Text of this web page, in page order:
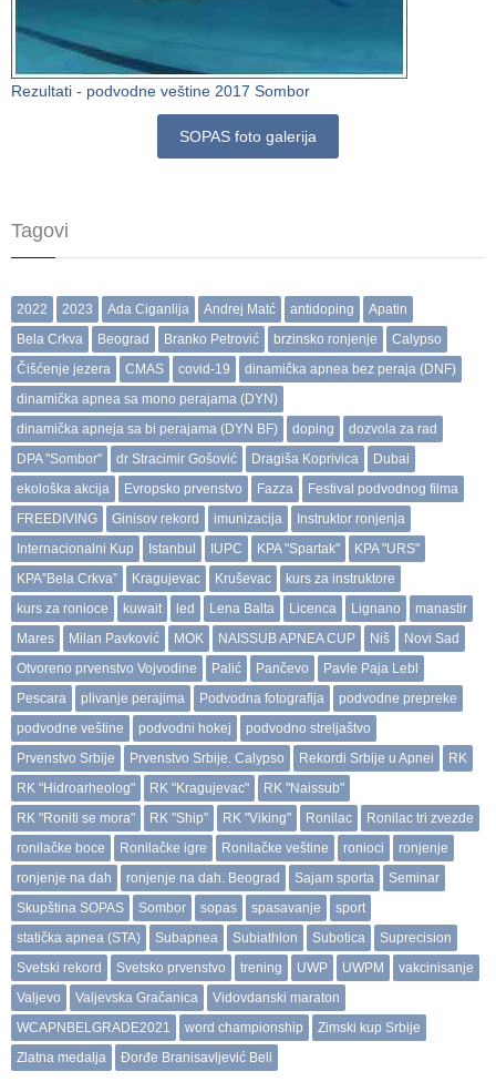
Rezultati - podvodne veštine 2017 Sombor
SOPAS foto galerija
Tagovi
2022 2023 Ada Ciganlija Andrej Matć antidoping
Apatin
Bela Crkva
Beograd Branko Petrović brzinsko ronjenje
Calypso
Čišćenje jezera
CMAS covid-19
dinamička apnea bez peraja (DNF)
dinamička apnea sa mono perajama (DYN)
dinamička apneja sa bi perajama (DYN BF)
doping
dozvola za rad
DPA "Sombor"
dr Stracimir Gošović Dragiša Koprivica
Dubai
ekološka akcija
Evropsko prvenstvo Fazza
Festival podvodnog filma
FREEDIVING
Ginisov rekord imunizacija
Instruktor ronjenja
Internacionalni Kup
Istanbul IUPC KPA "Spartak"
KPA "URS"
KPA”Bela Crkva”
Kragujevac Kruševac
kurs za instruktore
kurs za ronioce
kuwait led Lena Balta Licenca Lignano
manastir
Mares
Milan Pavković MOK NAISSUB APNEA CUP Niš
Novi Sad
Otvoreno prvenstvo Vojvodine
Palić Pančevo
Pavle Paja Lebl
Pescara
plivanje perajima Podvodna fotografija
podvodne prepreke
podvodne veštine
podvodni hokej
podvodno streljaštvo
Prvenstvo Srbije
Prvenstvo Srbije. Calypso Rekordi Srbije u Apnei
RK
RK "Hidroarheolog"
RK "Kragujevac"
RK "Naissub"
RK "Roniti se mora"
RK "Ship" RK "Viking" Ronilac
Ronilac tri zvezde
ronilačke boce
Ronilačke igre Ronilačke veštine ronioci
ronjenje
ronjenje na dah
ronjenje na dah. Beograd Sajam sporta
Seminar
Skupština SOPAS
Sombor sopas spasavanje
sport
statička apnea (STA)
Subapnea Subiathlon Subotica
Suprecision
Svetski rekord
Svetsko prvenstvo trening UWP UWPM
vakcinisanje
Valjevo
Valjevska Gračanica
Vidovdanski maraton
WCAPNBELGRADE2021
word championship
Zimski kup Srbije
Zlatna medalja
Đorđe Branisavljević Beli